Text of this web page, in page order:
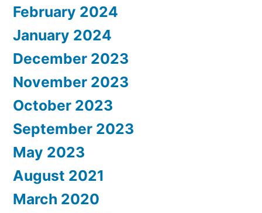
February 2024
January 2024
December 2023
November 2023
October 2023
September 2023
May 2023
August 2021
March 2020